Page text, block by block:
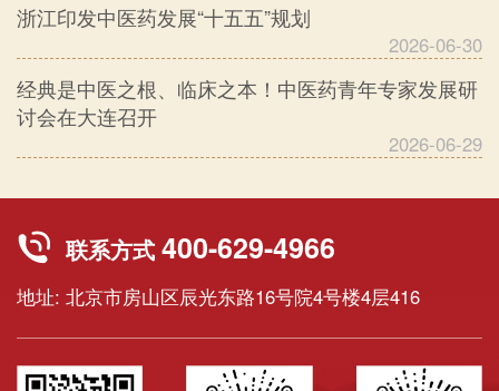
浙江印发中医药发展“十五五”规划
2026-06-30
经典是中医之根、临床之本！中医药青年专家发展研
讨会在大连召开
2026-06-29
联系方式400-629-4966
地址: 北京市房山区辰光东路16号院4号楼4层416